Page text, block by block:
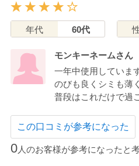
年代 60代
モンキーネームさん
一年中使用しています
のびも良くシミも薄
普段はこれだけで過
この口コミが参考になった
0人のお客様が参考になったと